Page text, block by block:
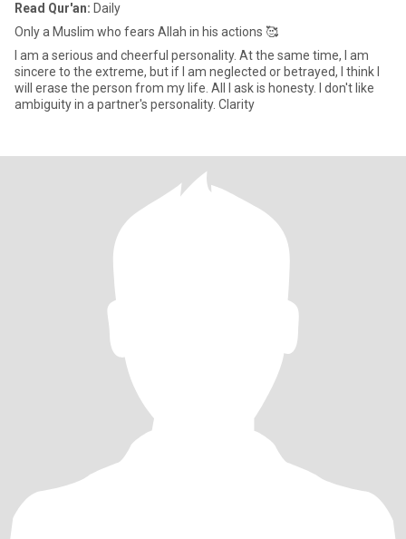
Read Qur'an: Daily
Only a Muslim who fears Allah in his actions 🥰
I am a serious and cheerful personality. At the same time, I am
sincere to the extreme, but if I am neglected or betrayed, I think I
will erase the person from my life. All I ask is honesty. I don't like
ambiguity in a partner's personality. Clarity